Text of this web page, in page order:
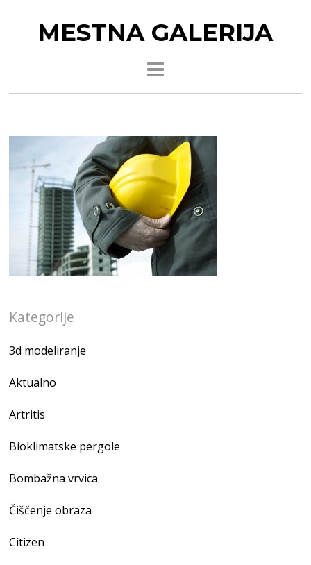
MESTNA GALERIJA
Kategorije
3d modeliranje
Aktualno
Artritis
Bioklimatske pergole
Bombažna vrvica
Čiščenje obraza
Citizen